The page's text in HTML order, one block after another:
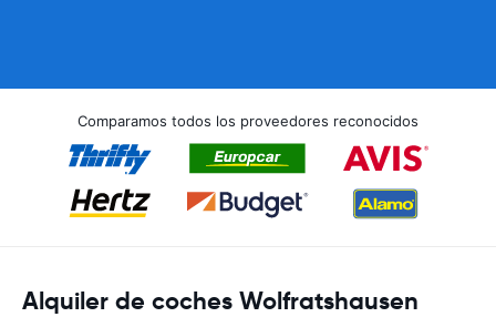
Comparamos todos los proveedores reconocidos
Alquiler de coches Wolfratshausen